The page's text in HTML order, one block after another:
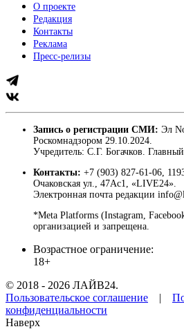
О проекте
Редакция
Контакты
Реклама
Пресс-релизы
Запись о регистрации СМИ: Эл
Роскомнадзором 29.10.2024.
Учредитель: С.Г. Богачков.
Контакты: +7 (903) 827-61-06,
Очаковская ул., 47Ас1, «LIVE24».
Электронная почта редакции
*Meta Platforms (Instagram,
организацией и запрещена.
Возрастное ограничение:
18+
© 2018 - 2026 ЛАЙВ24.
Пользовательское соглашение |
конфиденциальности
Наверх